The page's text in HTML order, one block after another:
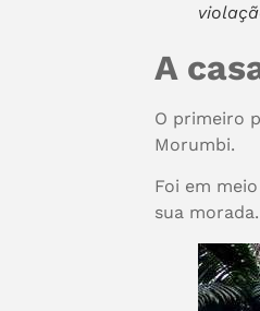
A
O primeiro
Morumbi.
Foi em
sua morada.